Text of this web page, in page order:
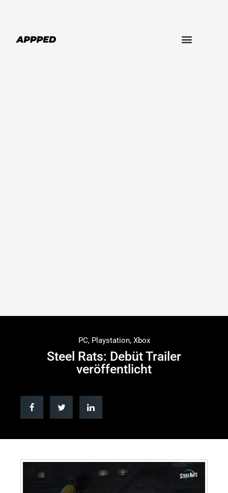
PC, Playstation, Xbox
Steel Rats: Debüt Trailer
veröffentlicht